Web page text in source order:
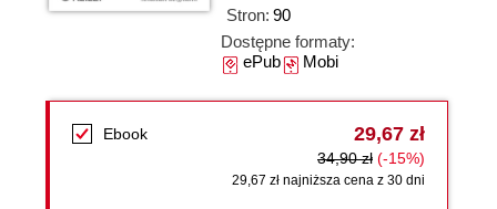
Stron: 90
Dostępne formaty:
ePubMobi
Ebook 29,67 zł
34,90 zł (-15%)
29,67 zł najniższa cena z 30 dni